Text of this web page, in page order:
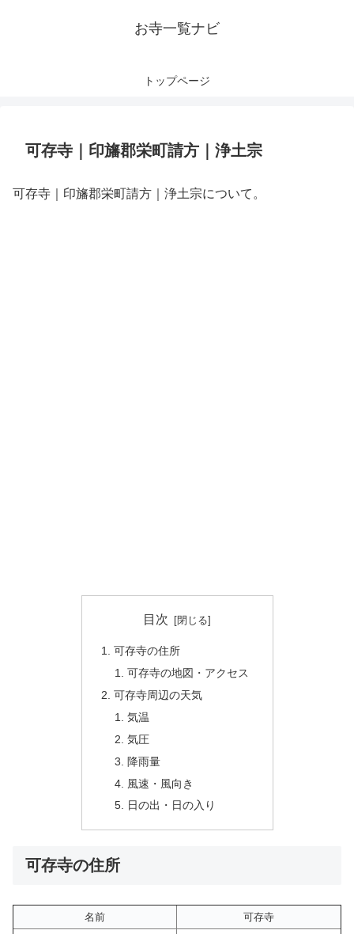
お寺一覧ナビ
トップページ
可存寺｜印旛郡栄町請方｜浄土宗
可存寺｜印旛郡栄町請方｜浄土宗について。
目次
可存寺の住所
可存寺の地図・アクセス
可存寺周辺の天気
気温
気圧
降雨量
風速・風向き
日の出・日の入り
可存寺の住所
名前
可存寺